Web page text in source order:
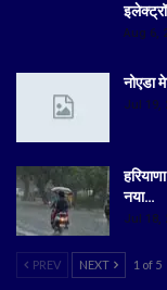
Aug 6,
नोएडा
Jul 19,
नया…
Jul 18,
PREV NEXT 1 of 5